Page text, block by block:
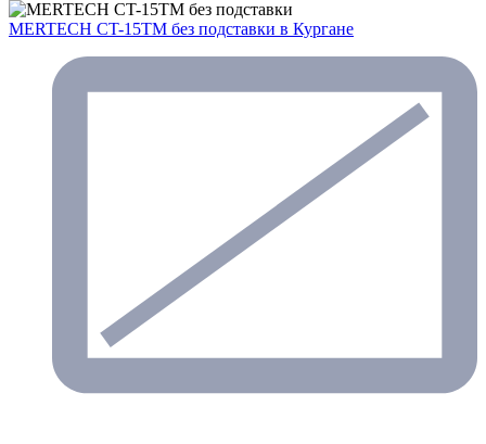
MERTECH CT-15ТM без подставки в Кургане